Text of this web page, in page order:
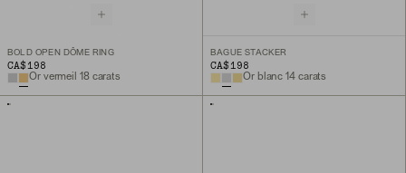
BOLD OPEN DÔME RING
CA$198
Or vermeil 18 carats
BAGUE STACKER
CA$198
Or blanc 14 carats